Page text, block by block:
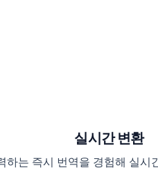
실시간 변환
하는 즉시 번역을 경험해 실시